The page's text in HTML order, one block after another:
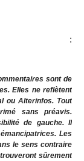
:
sont de
Elles ne reflètent
ou Alterinfos. Tout
sans préavis.
de gauche. Il
Les
le sens contraire
sûrement